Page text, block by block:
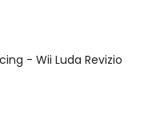
- Wii Luda Revizio